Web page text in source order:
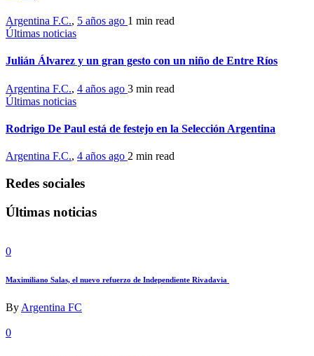
Argentina F.C., 5 años ago 1 min read
Últimas noticias
Julián Álvarez y un gran gesto con un niño de Entre Ríos
Argentina F.C., 4 años ago 3 min read
Últimas noticias
Rodrigo De Paul está de festejo en la Selección Argentina
Argentina F.C., 4 años ago 2 min read
Redes sociales
Últimas noticias
0
Maximiliano Salas, el nuevo refuerzo de Independiente Rivadavia
By Argentina FC
0